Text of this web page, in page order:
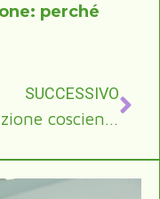
perché
SUCCESSIVO
Sedazione cosciente in odontoiatria: come funziona e per chi è indicata